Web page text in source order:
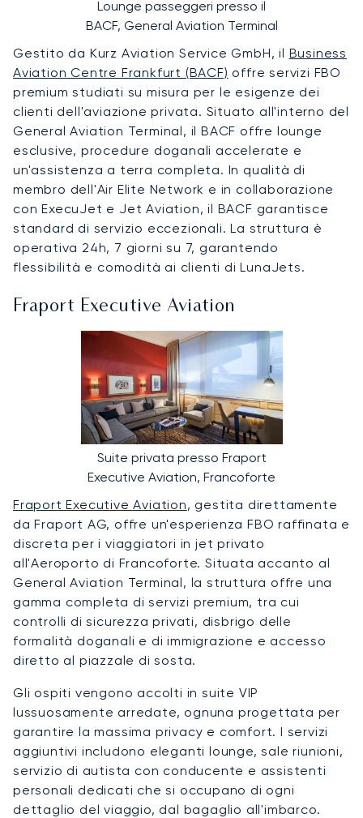
Lounge passeggeri presso il
BACF, General Aviation Terminal
Gestito da Kurz Aviation Service GmbH, il Business
Aviation Centre Frankfurt (BACF) offre servizi FBO
premium studiati su misura per le esigenze dei
clienti dell'aviazione privata. Situato all'interno del
General Aviation Terminal, il BACF offre lounge
esclusive, procedure doganali accelerate e
un'assistenza a terra completa. In qualità di
membro dell'Air Elite Network e in collaborazione
con ExecuJet e Jet Aviation, il BACF garantisce
standard di servizio eccezionali. La struttura è
operativa 24h, 7 giorni su 7, garantendo
flessibilità e comodità ai clienti di LunaJets.
Fraport Executive Aviation
Suite privata presso Fraport
Executive Aviation, Francoforte
Fraport Executive Aviation, gestita direttamente
da Fraport AG, offre un'esperienza FBO raffinata e
discreta per i viaggiatori in jet privato
all'Aeroporto di Francoforte. Situata accanto al
General Aviation Terminal, la struttura offre una
gamma completa di servizi premium, tra cui
controlli di sicurezza privati, disbrigo delle
formalità doganali e di immigrazione e accesso
diretto al piazzale di sosta.
Gli ospiti vengono accolti in suite VIP
lussuosamente arredate, ognuna progettata per
garantire la massima privacy e comfort. I servizi
aggiuntivi includono eleganti lounge, sale riunioni,
servizio di autista con conducente e assistenti
personali dedicati che si occupano di ogni
dettaglio del viaggio, dal bagaglio all'imbarco.